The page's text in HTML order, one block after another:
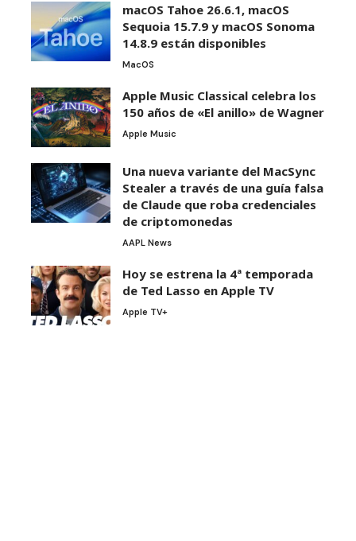
macOS Tahoe 26.6.1, macOS
Sequoia 15.7.9 y macOS Sonoma
14.8.9 están disponibles
MacOS
Apple Music Classical celebra los
150 años de «El anillo» de Wagner
Apple Music
Una nueva variante del MacSync
Stealer a través de una guía falsa
de Claude que roba credenciales
de criptomonedas
AAPL News
Hoy se estrena la 4ª temporada
de Ted Lasso en Apple TV
Apple TV+